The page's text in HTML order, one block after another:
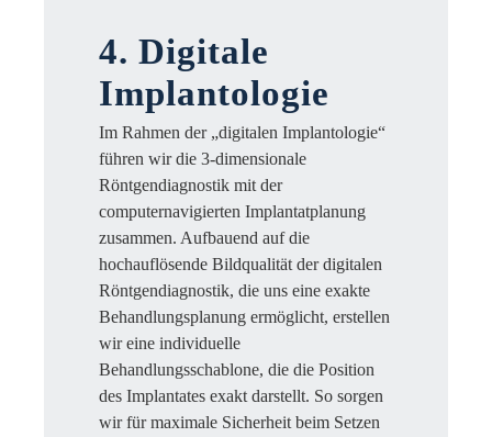
4. Digitale
Implantologie
Im Rahmen der „digitalen Implantologie“
führen wir die 3-dimensionale
Röntgendiagnostik mit der
computernavigierten Implantatplanung
zusammen. Aufbauend auf die
hochauflösende Bildqualität der digitalen
Röntgendiagnostik, die uns eine exakte
Behandlungsplanung ermöglicht, erstellen
wir eine individuelle
Behandlungsschablone, die die Position
des Implantates exakt darstellt. So sorgen
wir für maximale Sicherheit beim Setzen